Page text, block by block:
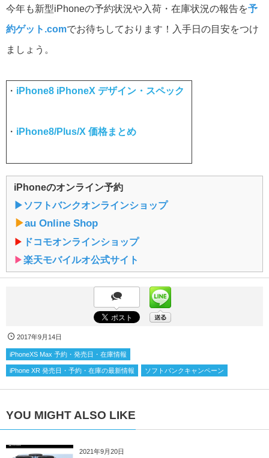
今年も新型iPhoneの予約状況や入荷・在庫状況の報告を予
約ゲット.comでお待ちしております！入手日の目安をつけ
ましょう。
・ iPhone8 iPhoneX デザイン・スペック
・ iPhone8/Plus/X 価格まとめ
iPhoneのオンライン予約
▶︎ソフトバンクオンラインショップ
▶︎au Online Shop
▶︎ ドコモオンラインショップ
▶︎楽天モバイルオ公式サイト
2017年9月14日
iPhoneXS Max 予約・発売日・在庫情報
iPhone XR 発売日・予約・在庫の最新情報 ソフトバンクキャンペーン
YOU MIGHT ALSO LIKE
2021年9月20日